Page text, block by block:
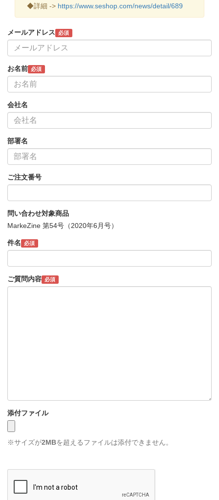
◆詳細 -> https://www.seshop.com/news/detail/689
メールアドレス 必須
お名前 必須
会社名
部署名
ご注文番号
問い合わせ対象商品
MarkeZine 第54号（2020年6月号）
件名 必須
ご質問内容 必須
添付ファイル
※サイズが2MBを超えるファイルは添付できません。